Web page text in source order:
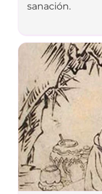
sanación.